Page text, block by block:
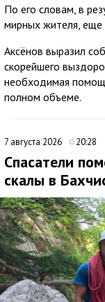
По его словам, в
мирных жителя, еще
Аксёнов выразил
скорейшего
необходимая
полном объеме.
7 августа 2026 20:28
Спасатели
скалы в